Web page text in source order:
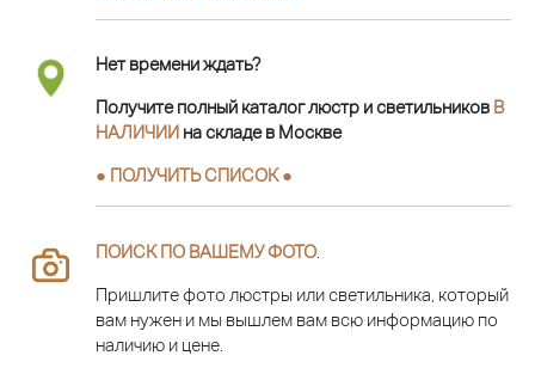
Нет времени ждать?
Получите полный каталог люстр и светильников В
НАЛИЧИИ на складе в Москве
● ПОЛУЧИТЬ СПИСОК ●
ПОИСК ПО ВАШЕМУ ФОТО
Пришлите фото люстры или светильника, который
вам нужен и мы вышлем вам всю информацию по
наличию и цене.